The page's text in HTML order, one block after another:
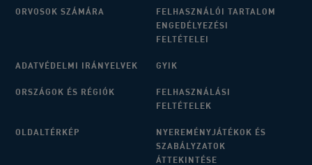
ORVOSOK SZÁMÁRA
FELHASZNÁLÓI TARTALOM
ENGEDÉLYEZÉSI
FELTÉTELEI
ADATVÉDELMI IRÁNYELVEK GYIK
ORSZÁGOK ÉS RÉGIÓK
FELHASZNÁLÁSI
FELTÉTELEK
OLDALTÉRKÉP
NYEREMÉNYJÁTÉKOK ÉS
SZABÁLYZATOK
ÁTTEKINTÉSE